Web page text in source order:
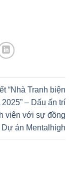
“Nhà Tranh biện
– Dấu ấn trí
viên với sự đồng
Dự án Mentalhigh